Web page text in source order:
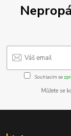
Souhlasím se
Můžete se